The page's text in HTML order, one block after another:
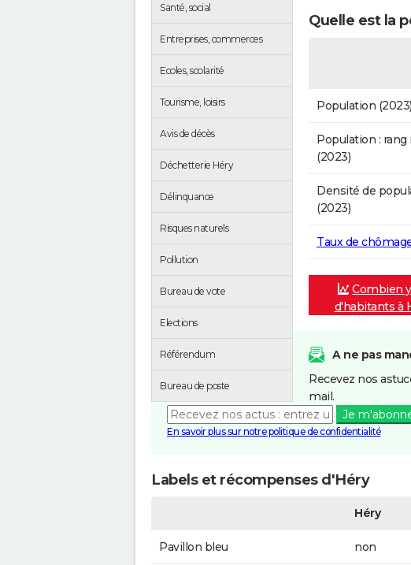
Santé, social
Entreprises, commerces
Ecoles, scolarité
Tourisme, loisirs
Avis de décès
Déchetterie Héry
Délinquance
Risques naturels
Pollution
Bureau de vote
Elections
Référendum
Bureau de poste
Quelle est la
Population (2023)
Population : rang
(2023)
Densité de
(2023)
Taux de
Combien
d'habitants à
A ne pas
Recevez nos
mail.
Je
En savoir plus sur notre politique de confidentialité
Labels et récompenses d'Héry
Héry
Pavillon bleu non